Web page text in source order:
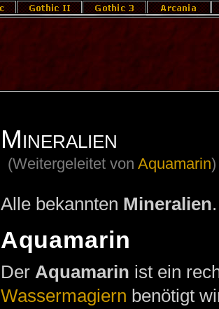
Mineralien
(Weitergeleitet vonAquamarin)
Alle bekannten Mineralien.
Aquamarin
Der Aquamarin ist ein
Wassermagiern benötigt